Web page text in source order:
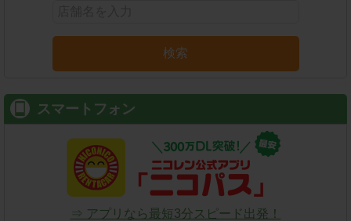
検索
スマートフォン
⇒ アプリなら最短3分スピード出発！